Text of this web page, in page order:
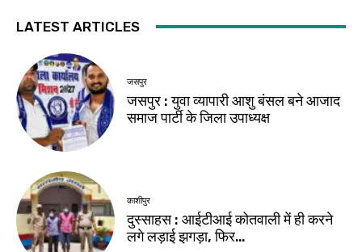
LATEST ARTICLES
जसपुर
जसपुर : युवा व्यापारी आशु बंसल बने आजाद
समाज पार्टी के जिला उपाध्यक्ष
काशीपुर
दुस्साहस : आईटीआई कोतवाली में ही करने
लगे लड़ाई झगड़ा, फिर…